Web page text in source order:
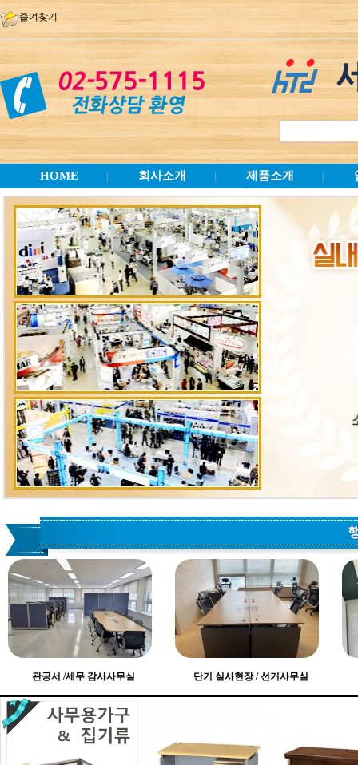
즐겨찾기
HOME 회사소개 제품소개
관공서 /세무 감사사무실 단기 실사현장 / 선거사무실